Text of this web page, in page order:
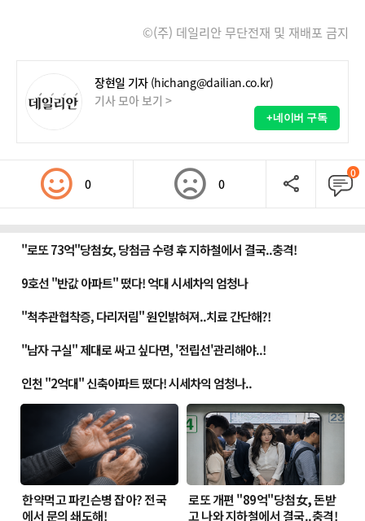
©(주) 데일리안 무단전재 및 재배포 금지
장현일 기자 (hichang@dailian.co.kr)
기사 모아 보기 >
+네이버 구독
0 0
0